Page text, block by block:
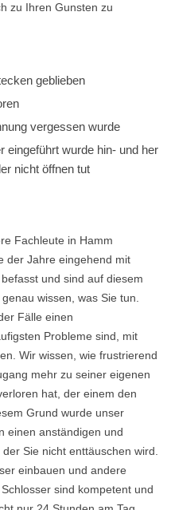
zu Ihren Gunsten zu
geblieben
vergessen wurde
eingeführt wurde hin- und her
nicht öffnen tut
Fachleute in Hamm
der Jahre eingehend mit
und sind auf diesem
wissen, was Sie tun.
Fälle einen
Probleme sind, mit
Wir wissen, wie frustrierend
mehr zu seiner eigenen
hat, der einem den
Grund wurde unser
einen anständigen und
Sie nicht enttäuschen wird.
einbauen und andere
sind kompetent und